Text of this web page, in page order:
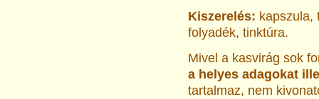
Kiszerelés: kapszula,
folyadék, tinktúra.
Mivel a kasvirág sok
a helyes adagokat
tartalmaz, nem